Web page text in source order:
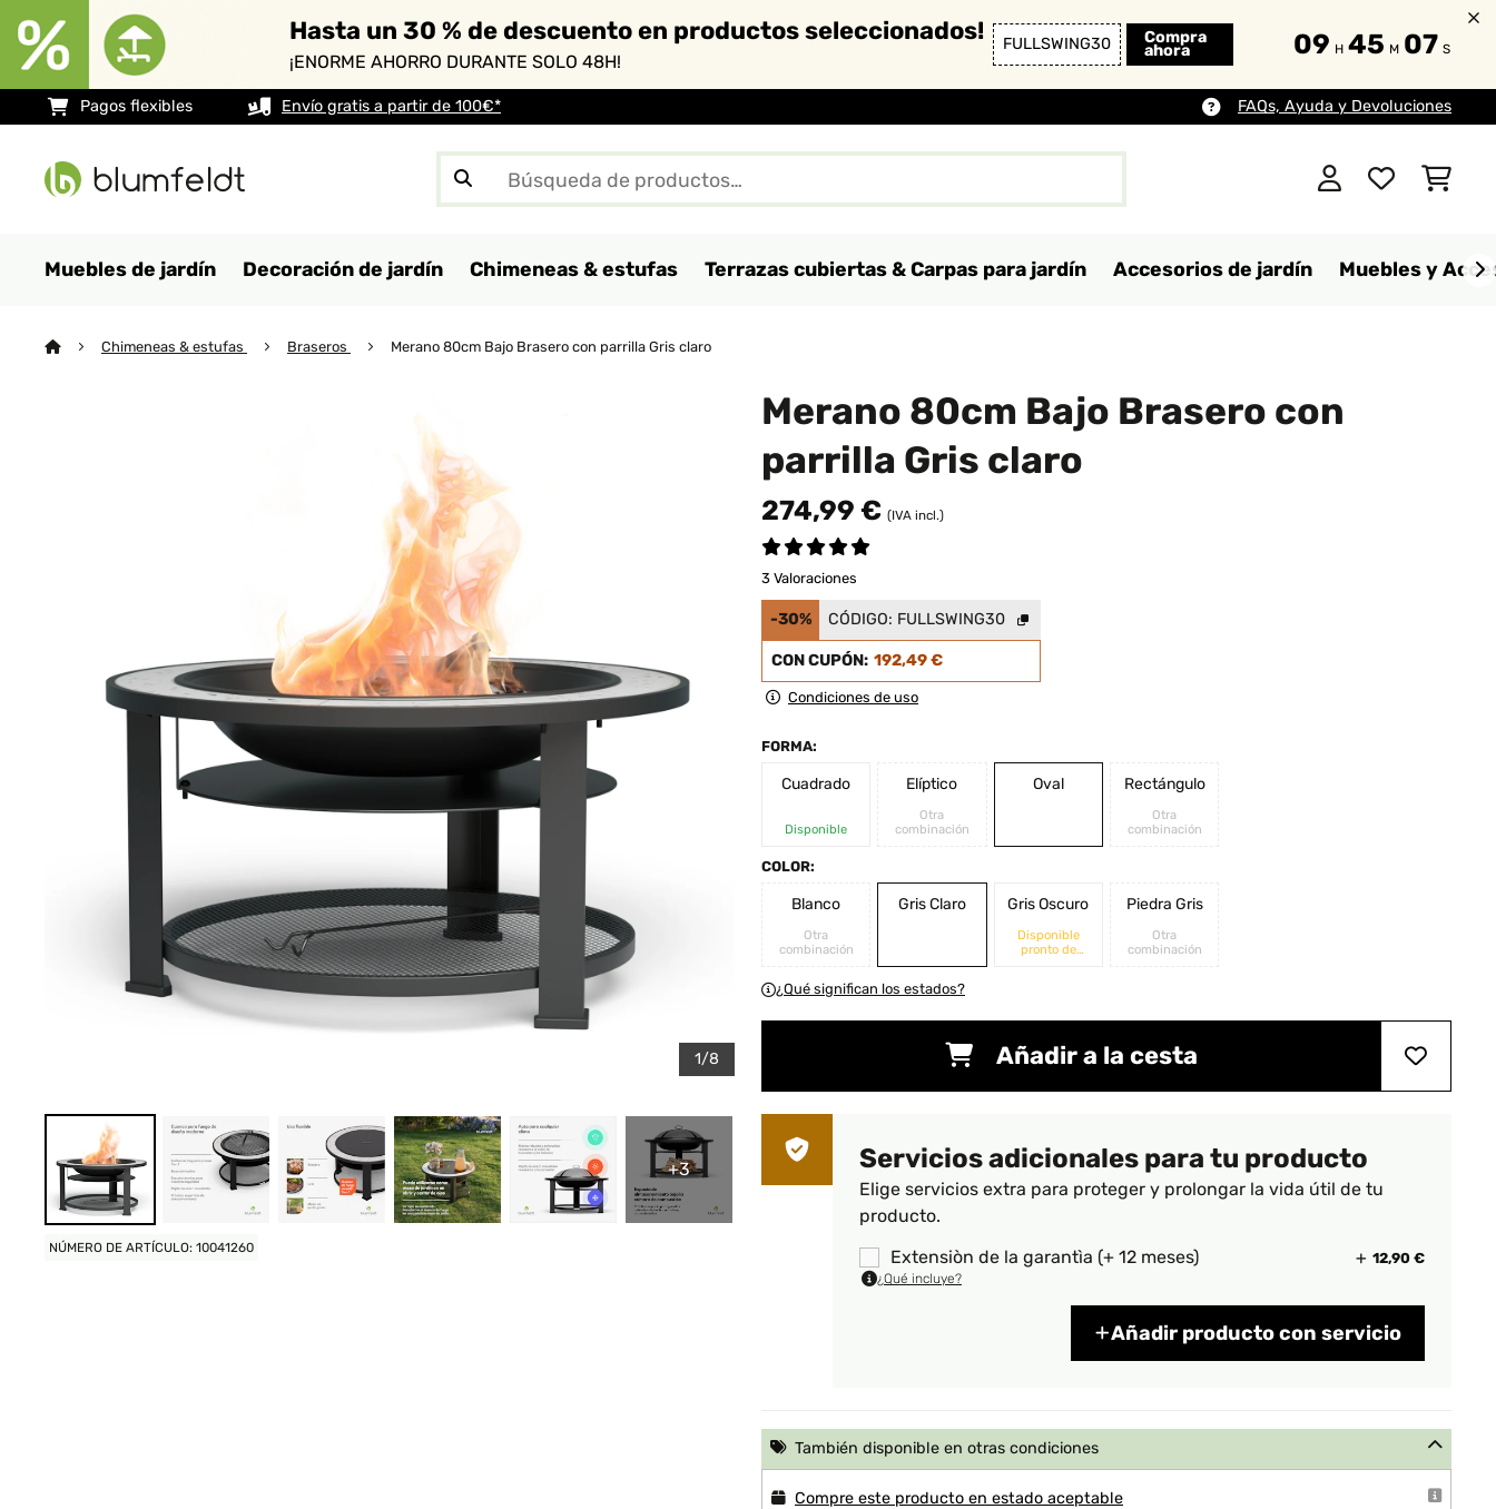
Hasta un 30 % de descuento en productos seleccionados!
¡ENORME AHORRO DURANTE SOLO 48H!
FULLSWING30 Compra
ahora 09 H 45 M 06 S
Pagos flexibles Envío gratis a partir de 100€* FAQs, Ayuda y Devoluciones
Muebles de jardín Decoración de jardín Chimeneas & estufas Terrazas cubiertas & Carpas para jardín Accesorios de jardín Muebles y
Chimeneas & estufas Braseros Merano 80cm Bajo Brasero con parrilla Gris claro
1/8
+3
NÚMERO DE ARTÍCULO: 10041260
Merano 80cm Bajo Brasero con
parrilla Gris claro
274,99 € (IVA incl.)
3 Valoraciones
-30% CÓDIGO: FULLSWING30
CON CUPÓN: 192,49 €
Condiciones de uso
FORMA:
Cuadrado
Disponible
Elíptico
Otra
combinación
Oval Rectángulo
Otra
combinación
COLOR:
Blanco
Otra
combinación
Gris Claro Gris Oscuro
Disponible
pronto de
Piedra Gris
Otra
combinación
¿Qué significan los estados?
Añadir a la cesta
Servicios adicionales para tu producto
Elige servicios extra para proteger y prolongar la vida útil de tu
producto.
Extensiòn de la garantìa (+ 12 meses)
12,90 €
¿Qué incluye?
Añadir producto con servicio
También disponible en otras condiciones
Compre este producto en estado aceptable